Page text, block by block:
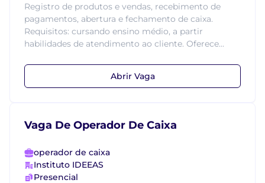
Registro de produtos e vendas, recebimento de
pagamentos, abertura e fechamento de caixa.
Requisitos: cursando ensino médio, a partir
habilidades de atendimento ao cliente. Oferece...
Abrir Vaga
Vaga De Operador De Caixa
operador de caixa
Instituto IDEEAS
Presencial